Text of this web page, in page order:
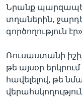
Նրանք
տղաներին,
գործողություն
Ռուսաստանի
թե այսօր
հավելելով, թե